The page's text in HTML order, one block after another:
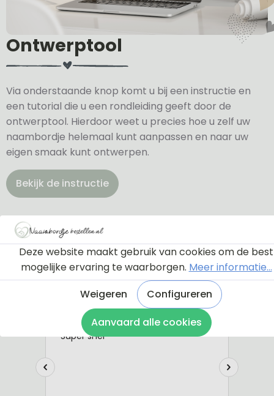
Ontwerptool
Via onderstaande knop komt u bij een instructie en
een tutorial die u een rondleiding geeft door de
ontwerptool. Hierdoor weet u precies hoe u zelf uw
naambordje helemaal kunt aanpassen en naar uw
eigen smaak kunt ontwerpen.
Bekijk de instructie
Deze website maakt gebruik van cookies om de best
mogelijke ervaring te waarborgen. Meer informatie...
Weigeren
Configureren
Aanvaard alle cookies